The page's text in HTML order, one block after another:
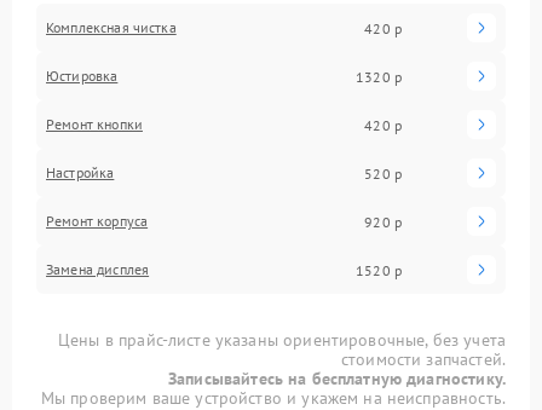
Комплексная чистка 420 р
Юстировка 1320 р
Ремонт кнопки 420 р
Настройка 520 р
Ремонт корпуса 920 р
Замена дисплея 1520 р
Цены в прайс-листе указаны ориентировочные, без учета
стоимости запчастей.
Записывайтесь на бесплатную диагностику.
Мы проверим ваше устройство и укажем на неисправность.